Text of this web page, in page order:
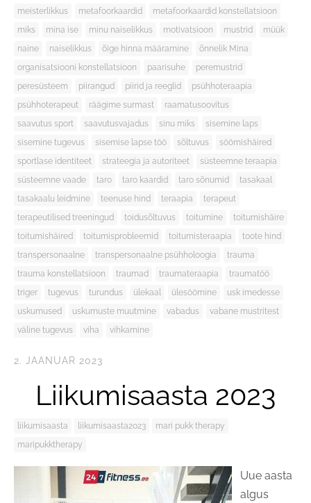
meisterlikkus
metafoorkaardid
metafoorkaardid konstellatsioon
miks
mina ise minu naiselikkus motivatsioon mustrid
müük
naine
naiselikkus õige hinna määramine
õnnelik Mina
organisatsiooni konstellatsioon
paarisuhe
peremustrid
peresüsteem
piirangud piirid ja reeglid
psühhoteraapia
psühhoterapeut
räägime surmast
raamatusoovitus
saavutus sport
saavutusvajadus sinu miks
sisemine laps
sisemine tugevus
sisemise lapse töö sõltuvus
söömishäired
sportlase identiteet
strateegia ja autoriteet
süsteemne teraapia
süsteemne vaade
taro taro kaardid taro sõnumid
tasakaal
tasakaalu leidmine
teenuse hind teraapia
terapeut
terapeutilised treeningud
toidusõltuvus toitumine
toitumishäire
toitumishäired
toitumisprobleemid toitumisteraapia
toote hind
transpersonaalne
transpersonaalne psühholoogia
trauma
trauma konstellatsioon
traumad traumateraapia
traumatöö
triger
tugevus turundus ülekaal ülesöömine
usk imedesse
uskumused
uskumuste muutmine vabadus
vabane mustritest
väline tugevus
viha vihkamine
2. JAANUAR 2023
Liikumisaasta 2023
liikumisaasta liikumisaasta2023
mari pukk therapy
maripukktherapy
Uue aasta
algus